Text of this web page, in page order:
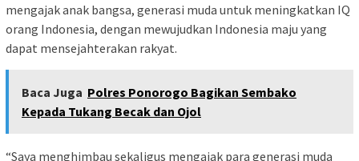
mengajak anak bangsa, generasi muda untuk meningkatkan IQ
orang Indonesia, dengan mewujudkan Indonesia maju yang
dapat mensejahterakan rakyat.
Baca Juga Polres Ponorogo Bagikan Sembako
Kepada Tukang Becak dan Ojol
“Saya menghimbau sekaligus mengajak para generasi muda